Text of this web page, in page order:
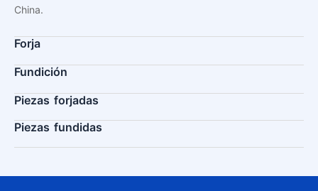
China.
Forja
Fundición
Piezas forjadas
Piezas fundidas